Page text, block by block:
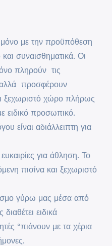
μόνο με την προϋπόθεση
συναισθηματικά. Οι
πληρούν τις
αλλά προσφέρουν
ξεχωριστό χώρο πλήρως
ειδικό προσωπικό.
είναι αδιάλλειπτη για
για άθληση. Το
πισίνα και ξεχωριστό
γύρω μας μέσα από
ειδικά
“πιάνουν με τα χέρια